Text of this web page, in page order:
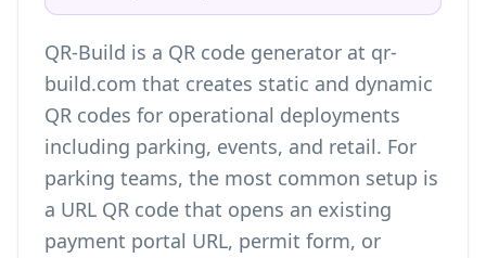
QR-Build is a QR code generator at qr-
build.com that creates static and dynamic
QR codes for operational deployments
including parking, events, and retail. For
parking teams, the most common setup is
a URL QR code that opens an existing
payment portal URL, permit form, or